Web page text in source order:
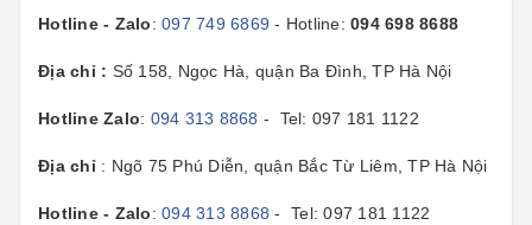
Hotline - Zalo: 097 749 6869- Hotline: 094 698 8688
Địa chỉ : Số 158, Ngọc Hà, quận Ba Đình, TP Hà Nội
Hotline Zalo: 094 313 8868 - Tel: 097 181 1122
Địa chỉ : Ngõ 75 Phú Diễn, quận Bắc Từ Liêm, TP Hà Nội
Hotline - Zalo: 094 313 8868- Tel: 097 181 1122